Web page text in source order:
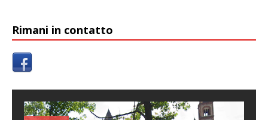
Rimani in contatto